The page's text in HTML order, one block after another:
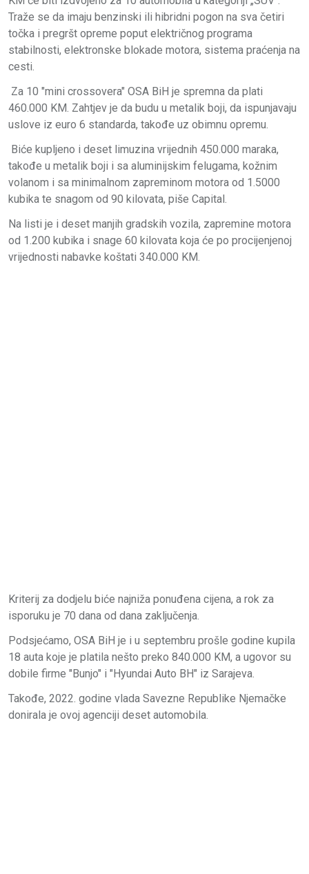
Traže se da imaju benzinski ili hibridni pogon na sva četiri
točka i pregršt opreme poput električnog programa
stabilnosti, elektronske blokade motora, sistema praćenja na
cesti.
Za 10 "mini crossovera" OSA BiH je spremna da plati
460.000 KM. Zahtjev je da budu u metalik boji, da ispunjavaju
uslove iz euro 6 standarda, takođe uz obimnu opremu.
Biće kupljeno i deset limuzina vrijednih 450.000 maraka,
takođe u metalik boji i sa aluminijskim felugama, kožnim
volanom i sa minimalnom zapreminom motora od 1.5000
kubika te snagom od 90 kilovata, piše Capital.
Na listi je i deset manjih gradskih vozila, zapremine motora
od 1.200 kubika i snage 60 kilovata koja će po procijenjenoj
vrijednosti nabavke koštati 340.000 KM.
Kriterij za dodjelu biće najniža ponuđena cijena, a rok za
isporuku je 70 dana od dana zaključenja.
Podsjećamo, OSA BiH je i u septembru prošle godine kupila
18 auta koje je platila nešto preko 840.000 KM, a ugovor su
dobile firme "Bunjo" i "Hyundai Auto BH" iz Sarajeva.
Takođe, 2022. godine vlada Savezne Republike Njemačke
donirala je ovoj agenciji deset automobila.